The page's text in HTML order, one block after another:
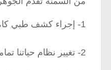
1- إجراء كشف طبي كامل على الجسم لمعرفة نوع السمنة وحالة الجسم الصحية.
2- تغيير نظام حياتنا تماما بحيث نقلل كمية الأكل بالتدريج ونهتم بنوع الغذاء وكمية السعرات فيه.